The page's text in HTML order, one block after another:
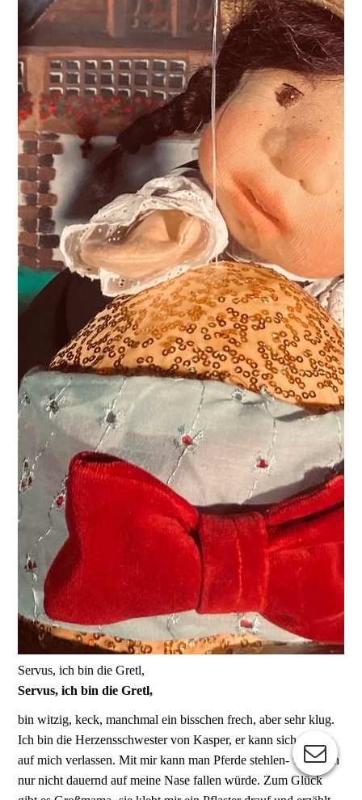
Servus, ich bin die Gretl,
Servus, ich bin die Gretl,
bin witzig, keck, manchmal ein bisschen frech, aber sehr klug.
Ich bin die Herzensschwester von Kasper, er kann sich immer
auf mich verlassen. Mit mir kann man Pferde stehlen- wenn ich
nur nicht dauernd auf meine Nase fallen würde. Zum Glück